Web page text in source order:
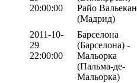
20:00:00
Райо
(Мадрид)
2011-10-
29
22:00:00
Барселона
(Барселона) -
Мальорка
(Пальма-де-
Мальорка)